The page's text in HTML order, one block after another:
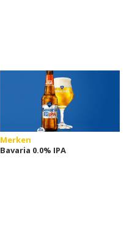
Merken
Bavaria 0.0% IPA